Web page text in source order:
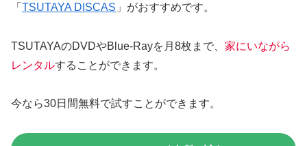
「 TSUTAYA DISCAS 」がおすすめです。
TSUTAYAのDVDやBlue-Rayを月8枚まで、 家にいながら
レンタルすることができます。
今なら30日間無料で試すことができます。